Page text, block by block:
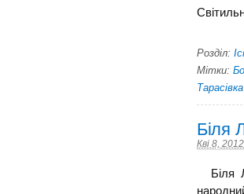
Розділ:
Мітки:
Тарасівка
Біля
Кві 8, 2012
Біля